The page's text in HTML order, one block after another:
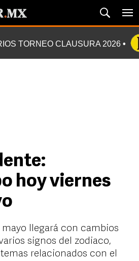
TORNEO CLAUSURA 2026
hoy viernes
mayo llegará con cambios
signos del zodiaco,
relacionados con el